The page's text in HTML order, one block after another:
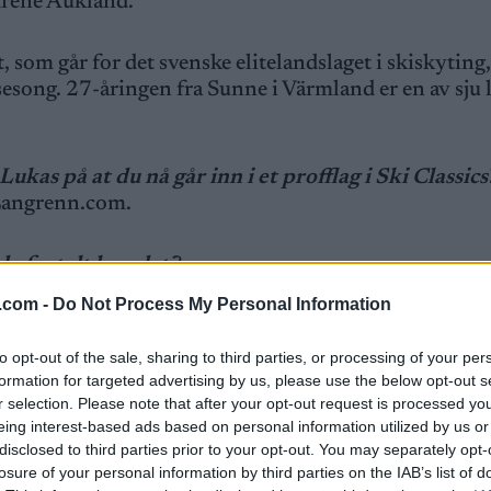
- Do Not Process My Personal Information
opt-out of the sale, sharing to third parties, or processing of your
for targeted advertising by us, please use the below opt-out
selection. Please note that after your opt-out request is processed
interest-based ads based on personal information utilized by us
to third parties prior to your opt-out. You may separately
of your personal information by third parties on the IAB’s list of
går for det svenske elitelandslaget i
27-åringen fra Sunne i Värmland er en av sju
på at du nå går inn i et profflag i Ski
fortalt han det?
og satser nå alt på langløp. Har det påvirket
dette hvis ikke hun hadde gått over til langløp.
fram til verdenscupsesongen er over. Dette er